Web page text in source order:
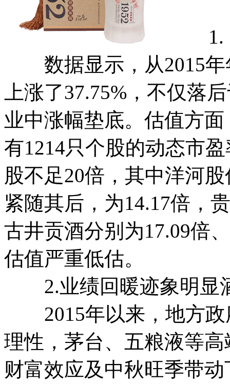
1.
数据显示，从2015年
上涨了37.75%，不仅落
业中涨幅垫底。估值方
有1214只个股的动态市
股不足20倍，其中洋河
紧随其后，为14.17倍，
古井贡酒分别为17.09倍
估值严重低估。
2.业绩回暖迹象明显
2015年以来，地方政
理性，茅台、五粮液等
财富效应及中秋旺季带